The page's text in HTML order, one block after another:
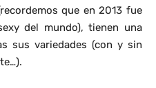
que en 2013 fue
del mundo), tienen una
sus variedades (con y sin